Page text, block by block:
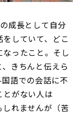
成長として自分
していて、どこ
ったこと。そし
きちんと伝えら
語での会話に不
がない人は
しれませんが（苦